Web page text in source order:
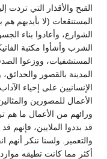
القبح والأقذار التي تردت
المستنقعات (لا بأيديهم
الشوارع، وأعادوا بناء
الشرب وأشأوا مكتبة
المستشفيات، ووزعوا
المدينة بالقصور
الإنسانيين على إحياء
الأعمال للمصورين
ورائهم من الأعمال ما هم
قد بددوا الملايين، فإنهم
والتعمير. ولسنا ننكر
أكثر مما كانت تطيقه موارد